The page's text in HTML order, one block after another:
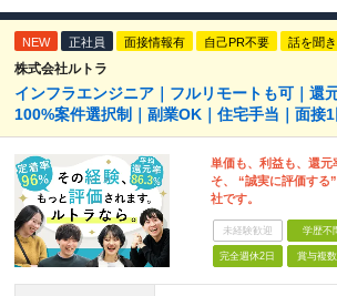
NEW 正社員 面接情報有 自己PR不要 話を聞
株式会社ルトラ
インフラエンジニア｜フルリモートも可｜還
100%案件選択制｜副業OK｜住宅手当｜面接1
単価も、利益も、還元
そ、 “誠実に評価する
社です。
未経験歓迎 学歴不
完全週休2日 賞与複数